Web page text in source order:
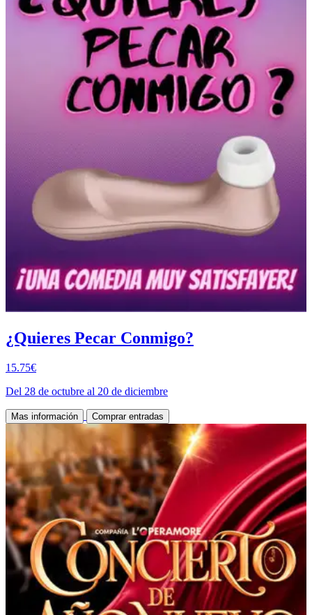
¿Quieres Pecar Conmigo?
15.75€
Del 28 de octubre al 20 de diciembre
Mas información Comprar entradas